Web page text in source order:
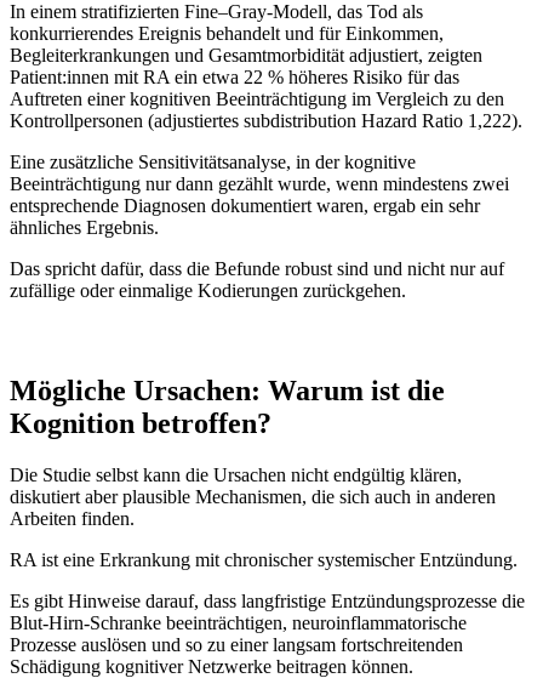
In einem stratifizierten Fine–Gray-Modell, das Tod als
konkurrierendes Ereignis behandelt und für Einkommen,
Begleiterkrankungen und Gesamtmorbidität adjustiert, zeigten
Patient:innen mit RA ein etwa 22 % höheres Risiko für das
Auftreten einer kognitiven Beeinträchtigung im Vergleich zu den
Kontrollpersonen (adjustiertes subdistribution Hazard Ratio 1,222).
Eine zusätzliche Sensitivitätsanalyse, in der kognitive
Beeinträchtigung nur dann gezählt wurde, wenn mindestens zwei
entsprechende Diagnosen dokumentiert waren, ergab ein sehr
ähnliches Ergebnis.
Das spricht dafür, dass die Befunde robust sind und nicht nur auf
zufällige oder einmalige Kodierungen zurückgehen.
Mögliche Ursachen: Warum ist die
Kognition betroffen?
Die Studie selbst kann die Ursachen nicht endgültig klären,
diskutiert aber plausible Mechanismen, die sich auch in anderen
Arbeiten finden.
RA ist eine Erkrankung mit chronischer systemischer Entzündung.
Es gibt Hinweise darauf, dass langfristige Entzündungsprozesse die
Blut-Hirn-Schranke beeinträchtigen, neuroinflammatorische
Prozesse auslösen und so zu einer langsam fortschreitenden
Schädigung kognitiver Netzwerke beitragen können.